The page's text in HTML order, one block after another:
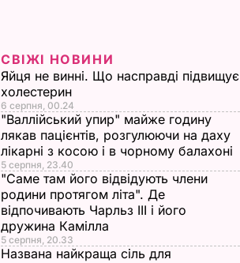
СВІЖІ НОВИНИ
Яйця не винні. Що насправді підвищує
холестерин
6 серпня, 00.24
"Валлійський упир" майже годину
лякав пацієнтів, розгулюючи на даху
лікарні з косою і в чорному балахоні
5 серпня, 23.40
"Саме там його відвідують члени
родини протягом літа". Де
відпочивають Чарльз III і його
дружина Камілла
5 серпня, 20.33
Названа найкраща сіль для